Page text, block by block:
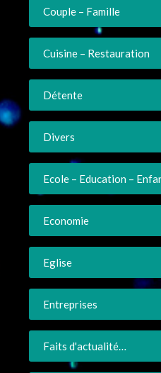
Couple – Famille
Cuisine – Restauration
Détente
Divers
Ecole – Education –
Economie
Eglise
Entreprises
Faits d'actualité…